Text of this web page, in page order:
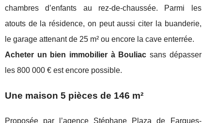
chambres d’enfants au rez-de-chaussée. Parmi les
atouts de la résidence, on peut aussi citer la buanderie,
le garage attenant de 25 m² ou encore la cave enterrée.
Acheter un bien immobilier à Bouliac sans dépasser
les 800 000 € est encore possible.
Une maison 5 pièces de 146 m²
Proposée par l’agence Stéphane Plaza de Fargues-